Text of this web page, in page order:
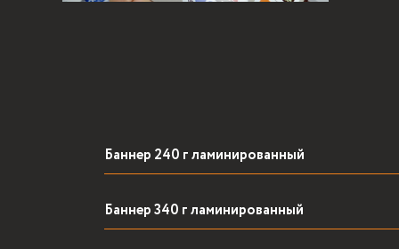
Баннер 240 г ламинированный
Баннер 340 г ламинированный